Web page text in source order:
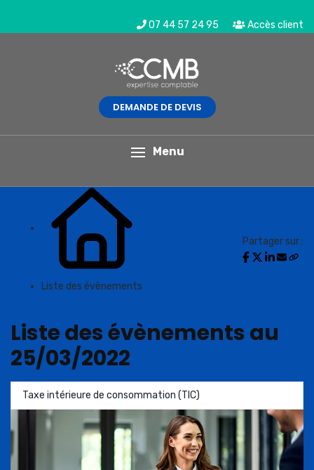
07 44 57 24 95 Accès client
DEMANDE DE DEVIS
Menu
L'actualité du mois
Liste des évènements
Partager sur :
Liste des évènements au
25/03/2022
Taxe intérieure de consommation (TIC)